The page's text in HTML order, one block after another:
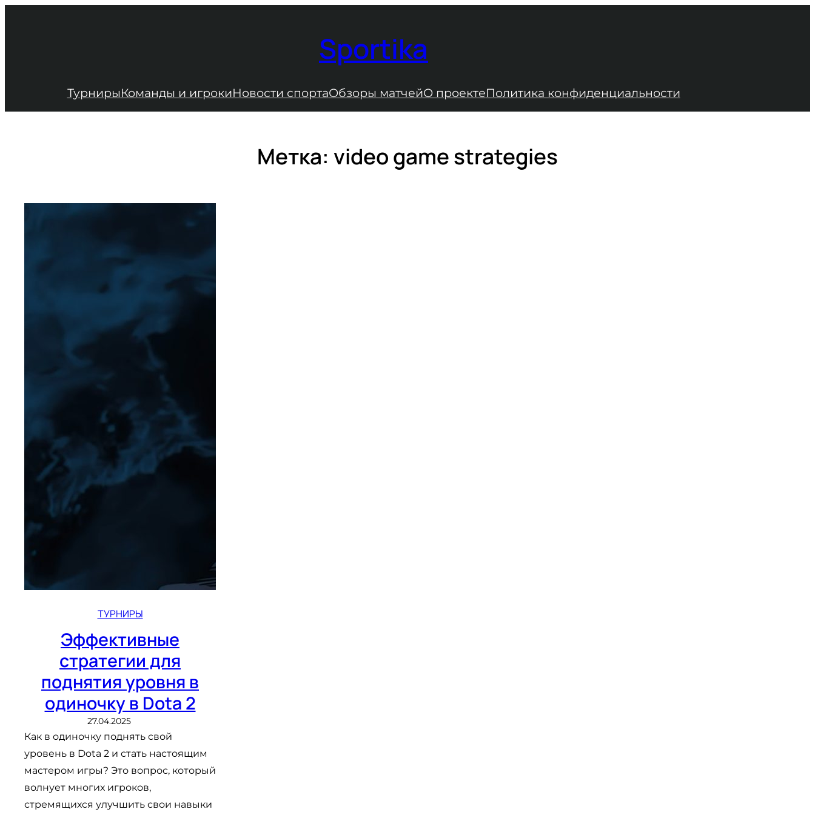
Sportika
ТурнирыКоманды и игрокиНовости спортаОбзоры матчейО проектеПолитика конфиденциальности
Метка: video game strategies
ТУРНИРЫ
Эффективные
стратегии для
поднятия уровня в
одиночку в Dota 2
27.04.2025
Как в одиночку поднять свой
уровень в Dota 2 и стать настоящим
мастером игры? Это вопрос, который
волнует многих игроков,
стремящихся улучшить свои навыки